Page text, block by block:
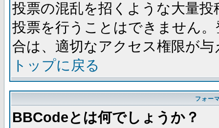
投票の混乱を招くような大量
投票を行うことはできません
合は、適切なアクセス権限が
トップに戻る
フォー
BBCodeとは何でしょうか？